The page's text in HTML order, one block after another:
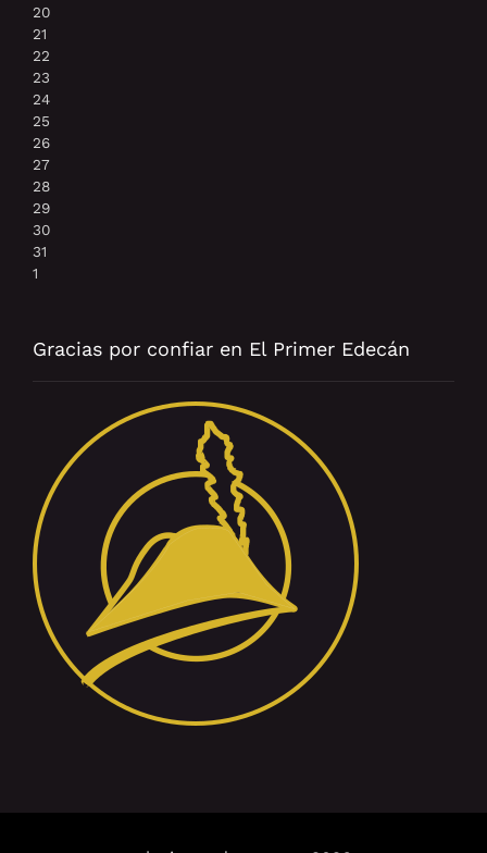
20
21
22
23
24
25
26
27
28
29
30
31
1
Gracias por confiar en El Primer Edecán